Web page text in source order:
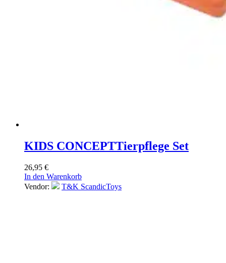
KIDS CONCEPTTierpflege Set
26,95 €
In den Warenkorb
Vendor:
T&K ScandicToys